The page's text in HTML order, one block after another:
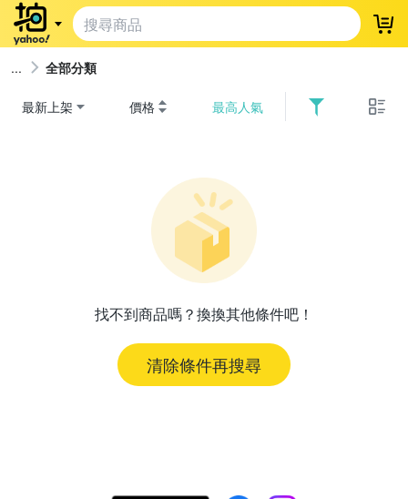
登
全部分類
最新上架 價格 最高人氣
找不到商品嗎？換換其他條件吧！
清除條件再搜尋